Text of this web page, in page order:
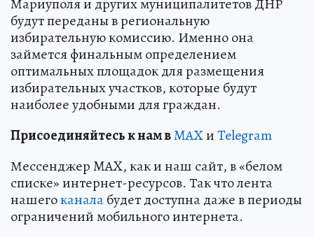
Мариуполя и других муниципалитетов ДНР
будут переданы в региональную
избирательную комиссию. Именно она
займется финальным определением
оптимальных площадок для размещения
избирательных участков, которые будут
наиболее удобными для граждан.
Присоединяйтесь к нам вMAXиTelegram
Мессенджер MAX, как и наш сайт, в «белом
списке» интернет-ресурсов. Так что лента
нашегоканалабудет доступна даже в периоды
ограничений мобильного интернета.